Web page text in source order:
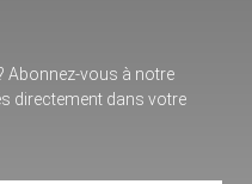
Abonnez-vous à notre
directement dans votre